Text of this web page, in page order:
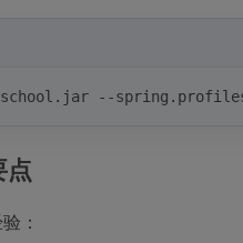
--
点
：